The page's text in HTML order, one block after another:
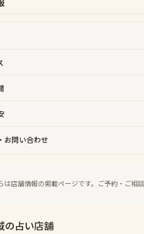
お問い合わせ
は店舗情報の掲載ページです。ご予約・ご相
の占い店舗